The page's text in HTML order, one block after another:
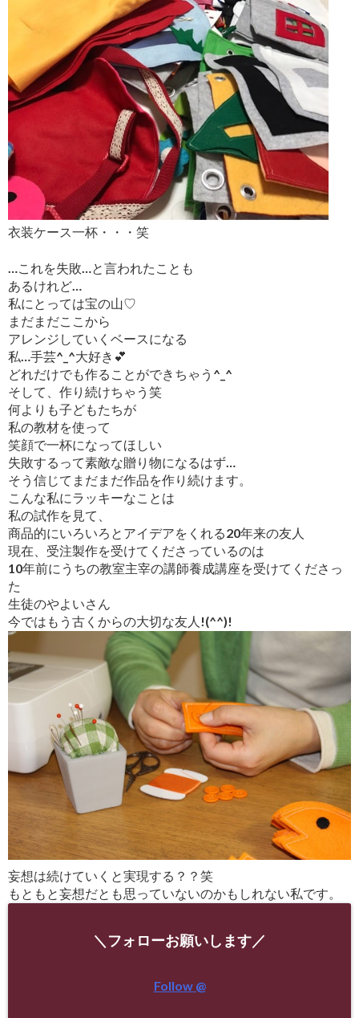
衣装ケース一杯・・・笑
…これを失敗…と言われたことも
あるけれど…
私にとっては宝の山♡
まだまだここから
アレンジしていくベースになる
私…手芸^_^大好き💕
どれだけでも作ることができちゃう^_^
そして、作り続けちゃう笑
何よりも子どもたちが
私の教材を使って
笑顔で一杯になってほしい
失敗するって素敵な贈り物になるはず…
そう信じてまだまだ作品を作り続けます。
こんな私にラッキーなことは
私の試作を見て、
商品的にいろいろとアイデアをくれる20年来の友人
現在、受注製作を受けてくださっているのは
10年前にうちの教室主宰の講師養成講座を受けてくださっ
た
生徒のやよいさん
今ではもう古くからの大切な友人!(^^)!
妄想は続けていくと実現する？？笑
もともと妄想だとも思っていないのかもしれない私です。
＼フォローお願いします／
Follow @